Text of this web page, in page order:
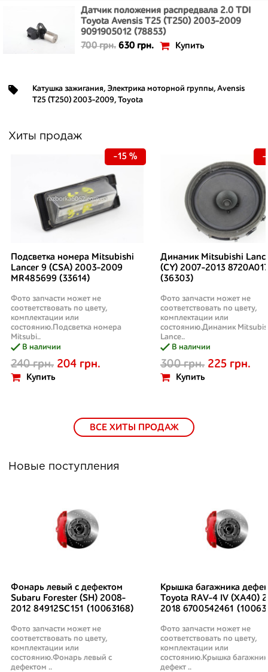
Датчик положения распредвала 2.0 TDI
Toyota Avensis T25 (T250) 2003-2009
9091905012 (78853)
700 грн. 630 грн. Купить
Катушка зажигания, Электрика моторной группы, Avensis
T25 (T250) 2003-2009, Toyota
Хиты продаж
Подсветка номера Mitsubishi
Lancer 9 (CSA) 2003-2009
MR485699 (33614)
Фото запчасти может не
соответствовать по цвету,
комплектации или
состоянию.Подсветка номера
Mitsubi..
В наличии
240 грн. 204 грн.
Купить
-15 %
Динамик Mitsubishi
(CY) 2007-2013
(36303)
Фото запчасти может не
соответствовать по цвету,
комплектации или
состоянию.Динамик
Lance..
В наличии
300 грн. 225 грн.
Купить
-
ВСЕ ХИТЫ ПРОДАЖ
Новые поступления
Фонарь левый с дефектом
Subaru Forester (SH) 2008-
2012 84912SC151 (10063168)
Фото запчасти может не
соответствовать по цвету,
комплектации или
состоянию.Фонарь левый с
дефектом ..
Крышка багажника
Toyota RAV-4 IV (XA40)
2018 6700542461
Фото запчасти может не
соответствовать по цвету,
комплектации или
состоянию.Крышка
дефект ..